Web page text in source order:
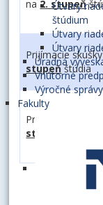
Útvary
štúdium
Útvary
Útvary
Úradná
Vnútorné
Výročné správy
Fakulty
na 2. stupeň
Prijímacie
stupeňštúdia
Prijímacie skúšky
stupeň